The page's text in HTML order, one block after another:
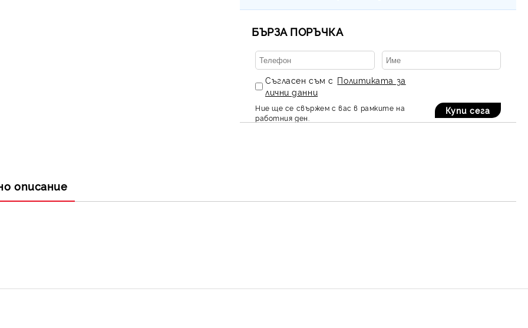
БЪРЗА ПОРЪЧКА
Съгласен съм с Политиката за
лични данни
Ние ще се свържем с вас в рамките на
работния ден.
описание